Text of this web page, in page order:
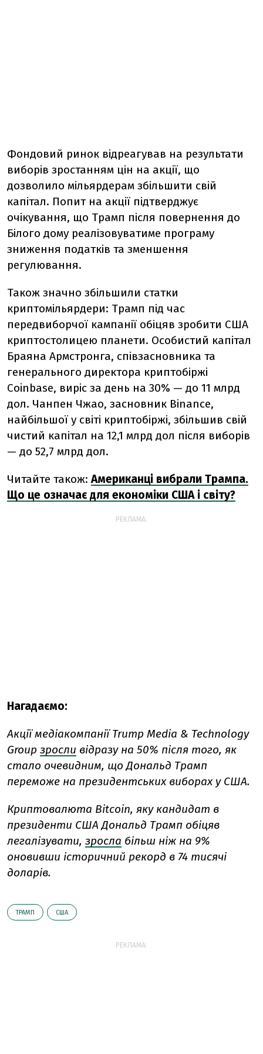
Фондовий ринок відреагував на результати
виборів зростанням цін на акції, що
дозволило мільярдерам збільшити свій
капітал. Попит на акції підтверджує
очікування, що Трамп після повернення до
Білого дому реалізовуватиме програму
зниження податків та зменшення
регулювання.
Також значно збільшили статки
криптомільярдери: Трамп під час
передвиборчої кампанії обіцяв зробити США
криптостолицею планети. Особистий капітал
Браяна Армстронга, співзасновника та
генерального директора криптобіржі
Coinbase, виріс за день на 30% — до 11 млрд
дол. Чанпен Чжао, засновник Binance,
найбільшої у світі криптобіржі, збільшив свій
чистий капітал на 12,1 млрд дол після виборів
— до 52,7 млрд дол.
Читайте також:Американці вибрали Трампа.
Що це означає для економіки США і світу?
РЕКЛАМА:
Нагадаємо:
Акції медіакомпанії Trump Media & Technology
Group зросли відразу на 50% після того, як
стало очевидним, що Дональд Трамп
переможе на президентських виборах у США.
Криптовалюта Bitcoin, яку кандидат в
президенти США Дональд Трамп обіцяв
легалізувати, зросла більш ніж на 9%
оновивши історичний рекорд в 74 тисячі
доларів.
ТРАМП США
РЕКЛАМА: